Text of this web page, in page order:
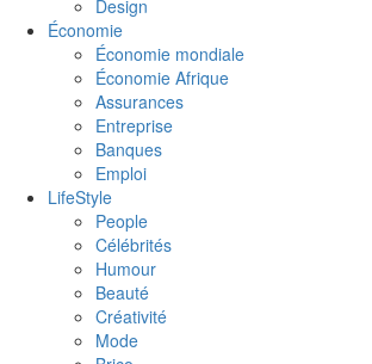
Design
Économie
Économie mondiale
Économie Afrique
Assurances
Entreprise
Banques
Emploi
LifeStyle
People
Célébrités
Humour
Beauté
Créativité
Mode